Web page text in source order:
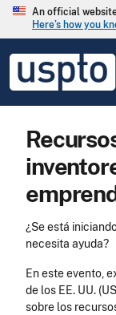
Skip to main
An official
Here’s how you
USPTO
United
States
Office
¿Se está
necesita ayuda?
En este evento,
de los EE. UU.
sobre los